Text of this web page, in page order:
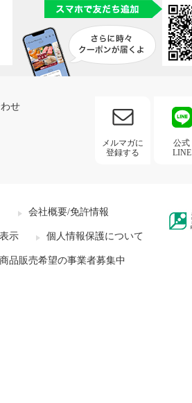
せ
メルマガに
登録する
公式
LINE
会社概要/免許情報
示 個人情報保護について
品販売希望の事業者募集中